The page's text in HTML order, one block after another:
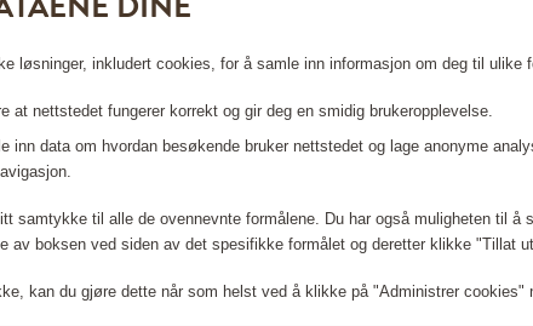
inn for å handle
løsninger, inkludert cookies, for å samle inn informasjon om deg til ulike
at nettstedet fungerer korrekt og gir deg en smidig brukeropplevelse.
inn data om hvordan besøkende bruker nettstedet og lage anonyme
samtykke til alle de ovennevnte formålene. Du har også muligheten til å
av boksen ved siden av det spesifikke formålet og deretter klikke "Tillat
kan du gjøre dette når som helst ved å klikke på "Administrer cookies"